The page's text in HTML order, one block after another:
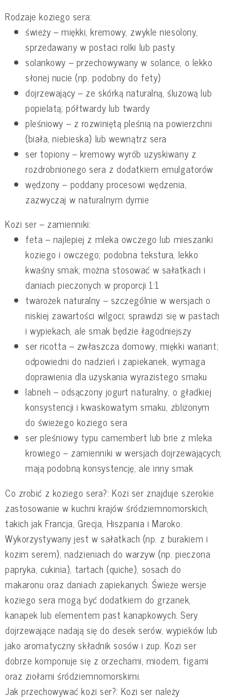
Rodzaje koziego sera:
świeży – miękki, kremowy, zwykle niesolony,
sprzedawany w postaci rolki lub pasty
solankowy – przechowywany w solance, o lekko
słonej nucie (np. podobny do fety)
dojrzewający – ze skórką naturalną, śluzową lub
popielatą; półtwardy lub twardy
pleśniowy – z rozwiniętą pleśnią na powierzchni
(biała, niebieska) lub wewnątrz sera
ser topiony – kremowy wyrób uzyskiwany z
rozdrobnionego sera z dodatkiem emulgatorów
wędzony – poddany procesowi wędzenia,
zazwyczaj w naturalnym dymie
Kozi ser – zamienniki:
feta – najlepiej z mleka owczego lub mieszanki
koziego i owczego; podobna tekstura, lekko
kwaśny smak; można stosować w sałatkach i
daniach pieczonych w proporcji 1:1
twarożek naturalny – szczególnie w wersjach o
niskiej zawartości wilgoci; sprawdzi się w pastach
i wypiekach, ale smak będzie łagodniejszy
ser ricotta – zwłaszcza domowy, miękki wariant;
odpowiedni do nadzień i zapiekanek, wymaga
doprawienia dla uzyskania wyrazistego smaku
labneh – odsączony jogurt naturalny, o gładkiej
konsystencji i kwaskowatym smaku, zbliżonym
do świeżego koziego sera
ser pleśniowy typu camembert lub brie z mleka
krowiego – zamienniki w wersjach dojrzewających;
mają podobną konsystencję, ale inny smak
Co zrobić z koziego sera?: Kozi ser znajduje szerokie
zastosowanie w kuchni krajów śródziemnomorskich,
takich jak Francja, Grecja, Hiszpania i Maroko.
Wykorzystywany jest w sałatkach (np. z burakiem i
kozim serem), nadzieniach do warzyw (np. pieczona
papryka, cukinia), tartach (quiche), sosach do
makaronu oraz daniach zapiekanych. Świeże wersje
koziego sera mogą być dodatkiem do grzanek,
kanapek lub elementem past kanapkowych. Sery
dojrzewające nadają się do desek serów, wypieków lub
jako aromatyczny składnik sosów i zup. Kozi ser
dobrze komponuje się z orzechami, miodem, figami
oraz ziołami śródziemnomorskimi.
Jak przechowywać kozi ser?: Kozi ser należy